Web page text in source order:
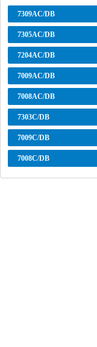
7309AC/DB
7305AC/DB
7204AC/DB
7009AC/DB
7008AC/DB
7303C/DB
7009C/DB
7008C/DB